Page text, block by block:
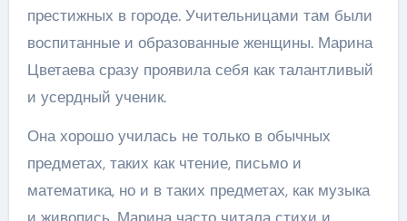
престижных в городе. Учительницами там были
воспитанные и образованные женщины. Марина
Цветаева сразу проявила себя как талантливый
и усердный ученик.
Она хорошо училась не только в обычных
предметах, таких как чтение, письмо и
математика, но и в таких предметах, как музыка